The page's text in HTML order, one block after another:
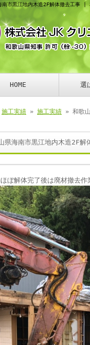
南市黒江地内木造2F解体撤去工事 |
HOME 選
施工実績 » 施工実績 » 和歌
県海南市黒江地内木造2F解
ぼ解体完了後は廃材撤去作